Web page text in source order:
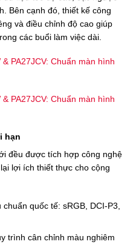
Bên cạnh đó, thiết kế công
và điều chỉnh độ cao giúp
các buổi làm việc dài.
hạn
đều được tích hợp công nghệ
lợi ích thiết thực cho cộng
quốc tế: sRGB, DCI-P3,
trình cân chỉnh màu nghiêm